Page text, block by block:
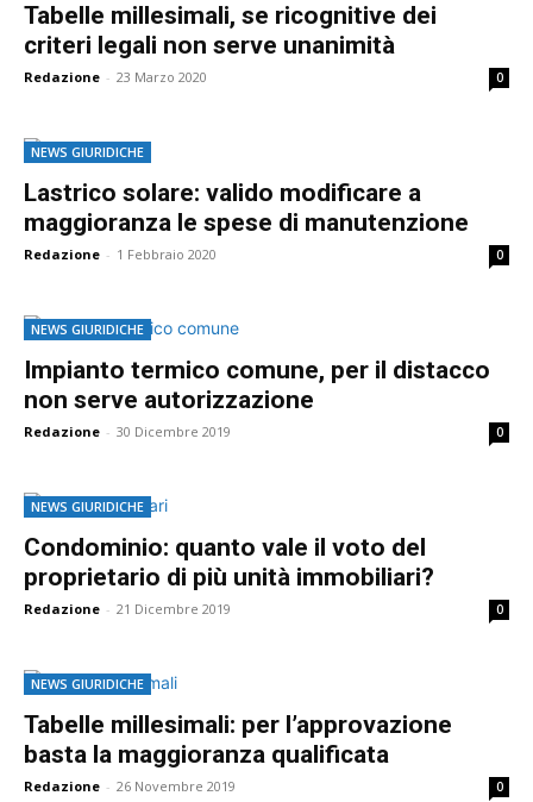
Tabelle millesimali, se ricognitive dei
criteri legali non serve unanimità
Redazione - 23 Marzo 2020 0
NEWS GIURIDICHE
Lastrico solare: valido modificare a
maggioranza le spese di manutenzione
Redazione - 1 Febbraio 2020 0
NEWS GIURIDICHE
Impianto termico comune, per il distacco
non serve autorizzazione
Redazione - 30 Dicembre 2019 0
NEWS GIURIDICHE
Condominio: quanto vale il voto del
proprietario di più unità immobiliari?
Redazione - 21 Dicembre 2019 0
NEWS GIURIDICHE
Tabelle millesimali: per l’approvazione
basta la maggioranza qualificata
Redazione - 26 Novembre 2019 0